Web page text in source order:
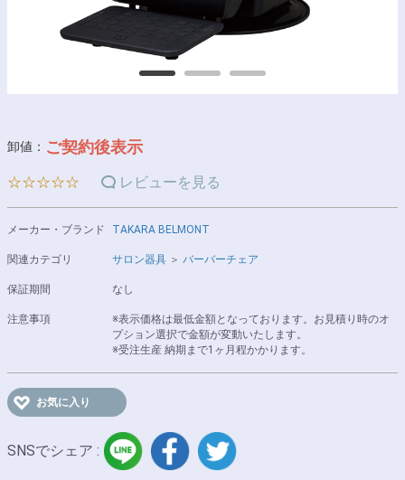
卸値： ご契約後表示
☆☆☆☆☆ レビューを見る
メーカー・ブランド TAKARA BELMONT
関連カテゴリ サロン器具 ＞ バーバーチェア
保証期間 なし
注意事項
※表示価格は最低金額となっております。お見積り時のオ
プション選択で金額が変動いたします。
※受注生産 納期まで1ヶ月程かかります。
お気に入り
SNSでシェア :
LINE facebook